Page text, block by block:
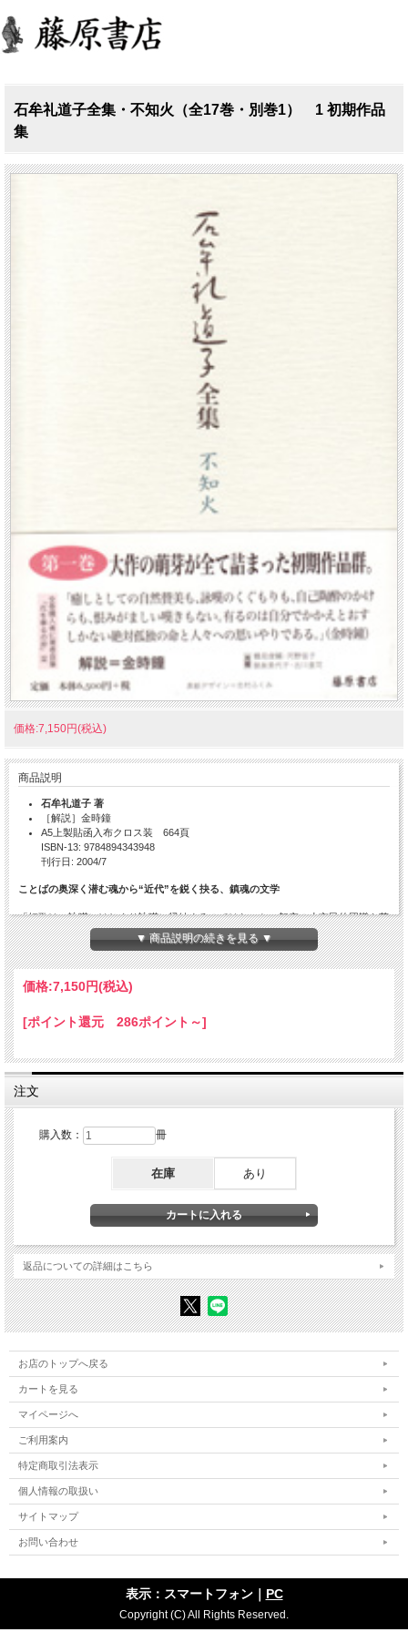
石牟礼道子全集・不知火（全17巻・別巻1） 1 初期作品
集
価格:7,150円(税込)
商品説明
石牟礼道子 著
［解説］金時鐘
A5上製貼函入布クロス装 664頁
ISBN-13: 9784894343948
刊行日: 2004/7
ことばの奥深く潜む魂から“近代”を鋭く抉る、鎮魂の文学
「短歌は、詠嘆にはじまり詠嘆に帰結するのではないか。架空の小市民的団欒を芸
術的であると思い込む幻想。永久に生活に根づかないサロンへの憧憬。そのような
中間性から生れるかぎり短歌は文芸でしかあり得ない。私だけではなかつた。療養
作家の悲痛な作品すら個人の美しき終焉としてかざられ人間の深部をえぐらぬのは
かなきびしい詩性をみいだすことが出来ぬから。」
目次
1 エッセイ
タデ子の記
短歌への慕情
「変調語」 より
八幡部落を通る
南九州の土壌
愛情論初稿
詠嘆へのわかれ
妣たちへの文序章
おもかさま幻想
階層のメタンガス
順々おくり
とんとん村
水俣病
ゆのつるの記
水俣病、そのわざわいに泣く少女たち
南九州の女たち ―― 貞操帯
詩と真実
とうきびが実を組むように
桶屋の発明
石の花
野鍛冶の娘より
海 へ
観音まつり
氏族の野宴
▼ 商品説明の続きを見る ▼
価格:7,150円(税込)
[ポイント還元 286ポイント～]
注文
購入数： 冊
在庫 あり
返品についての詳細はこちら
お店のトップへ戻る
カートを見る
マイページへ
ご利用案内
特定商取引法表示
個人情報の取扱い
サイトマップ
お問い合わせ
表示：スマートフォン｜ PC
Copyright (C) All Rights Reserved.